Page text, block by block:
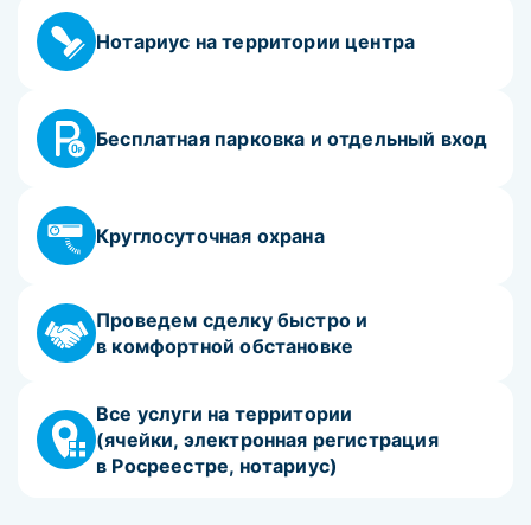
Нотариус на территории центра
Бесплатная парковка и отдельный вход
Круглосуточная охрана
Проведем сделку быстро и
в комфортной обстановке
Все услуги на территории
(ячейки, электронная регистрация
в Росреестре, нотариус)